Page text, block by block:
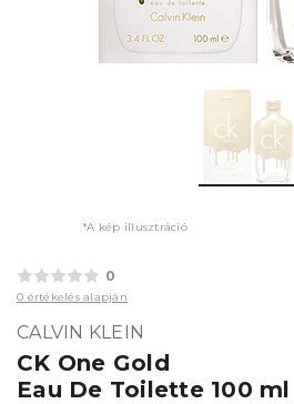
*A kép illusztráció
0
0 értékelés alapján
CALVIN KLEIN
CK One Gold
Eau De Toilette 100 ml